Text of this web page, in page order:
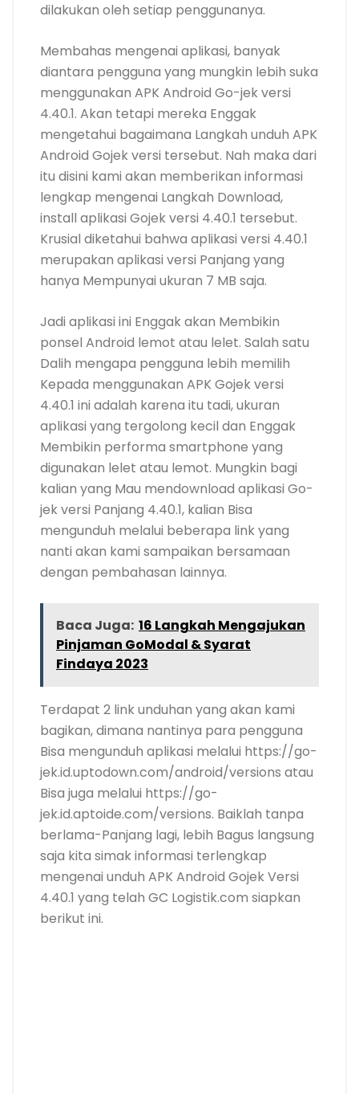
dilakukan oleh setiap penggunanya.
Membahas mengenai aplikasi, banyak
diantara pengguna yang mungkin lebih suka
menggunakan APK Android Go-jek versi
4.40.1. Akan tetapi mereka Enggak
mengetahui bagaimana Langkah unduh APK
Android Gojek versi tersebut. Nah maka dari
itu disini kami akan memberikan informasi
lengkap mengenai Langkah Download,
install aplikasi Gojek versi 4.40.1 tersebut.
Krusial diketahui bahwa aplikasi versi 4.40.1
merupakan aplikasi versi Panjang yang
hanya Mempunyai ukuran 7 MB saja.
Jadi aplikasi ini Enggak akan Membikin
ponsel Android lemot atau lelet. Salah satu
Dalih mengapa pengguna lebih memilih
Kepada menggunakan APK Gojek versi
4.40.1 ini adalah karena itu tadi, ukuran
aplikasi yang tergolong kecil dan Enggak
Membikin performa smartphone yang
digunakan lelet atau lemot. Mungkin bagi
kalian yang Mau mendownload aplikasi Go-
jek versi Panjang 4.40.1, kalian Bisa
mengunduh melalui beberapa link yang
nanti akan kami sampaikan bersamaan
dengan pembahasan lainnya.
Baca Juga: 16 Langkah Mengajukan
Pinjaman GoModal & Syarat
Findaya 2023
Terdapat 2 link unduhan yang akan kami
bagikan, dimana nantinya para pengguna
Bisa mengunduh aplikasi melalui https://go-
jek.id.uptodown.com/android/versions atau
Bisa juga melalui https://go-
jek.id.aptoide.com/versions. Baiklah tanpa
berlama-Panjang lagi, lebih Bagus langsung
saja kita simak informasi terlengkap
mengenai unduh APK Android Gojek Versi
4.40.1 yang telah GC Logistik.com siapkan
berikut ini.